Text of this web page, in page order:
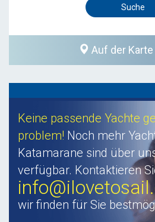
Auf der
Keine passende Yachte
problem! Noch mehr
Katamarane sind über
verfügbar. Kontaktieren
wir finden für Sie